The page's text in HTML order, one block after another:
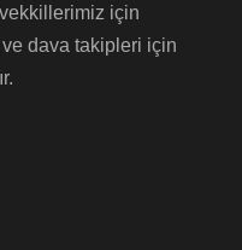
için
ve dava takipleri için